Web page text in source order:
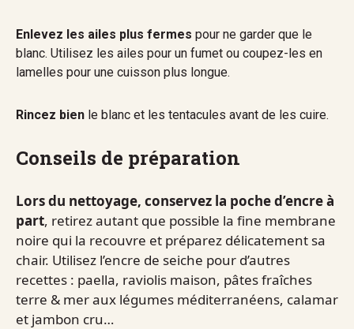
Enlevez les ailes plus fermes pour ne garder que le
blanc. Utilisez les ailes pour un fumet ou coupez-les en
lamelles pour une cuisson plus longue.
Rincez bien le blanc et les tentacules avant de les cuire.
Conseils de préparation
Lors du nettoyage, conservez la poche d’encre à
part, retirez autant que possible la fine membrane
noire qui la recouvre et préparez délicatement sa
chair. Utilisez l’encre de seiche pour d’autres
recettes : paella, raviolis maison, pâtes fraîches
terre & mer aux légumes méditerranéens, calamar
et jambon cru…